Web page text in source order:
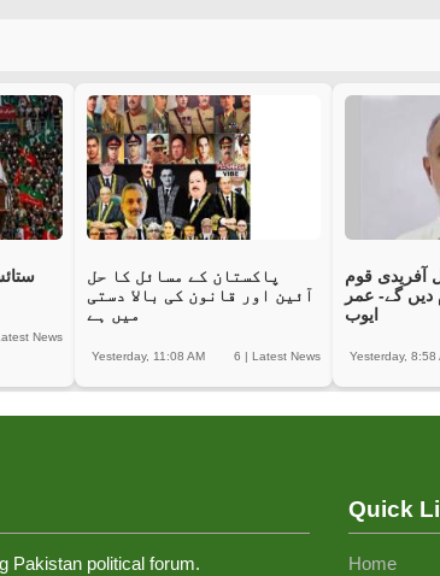
News
پاکستان کے مسائل کا حل
آئین اور قانون کی بالا دستی
میں ہے
6 | Latest News
Yesterday, 11:08 AM
آفریدی قوم
دیں گے- عمر
ایوب
Yesterday, 8:58
Pakistan political forum.
Quick
Home